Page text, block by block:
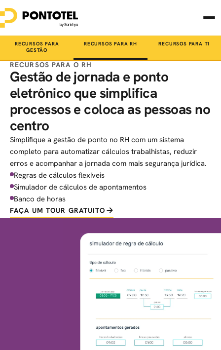
RECURSOS PARA
GESTÃO
RECURSOS PARA RH RECURSOS PARA TI
RECURSOS PARA O RH
Gestão de jornada e ponto
eletrônico que simplifica
processos e coloca as pessoas no
centro
Simplifique a gestão de ponto no RH com um sistema
completo para automatizar cálculos trabalhistas, reduzir
erros e acompanhar a jornada com mais segurança jurídica.
Regras de cálculos flexíveis
Simulador de cálculos de apontamentos
Banco de horas
FAÇA UM TOUR GRATUITO